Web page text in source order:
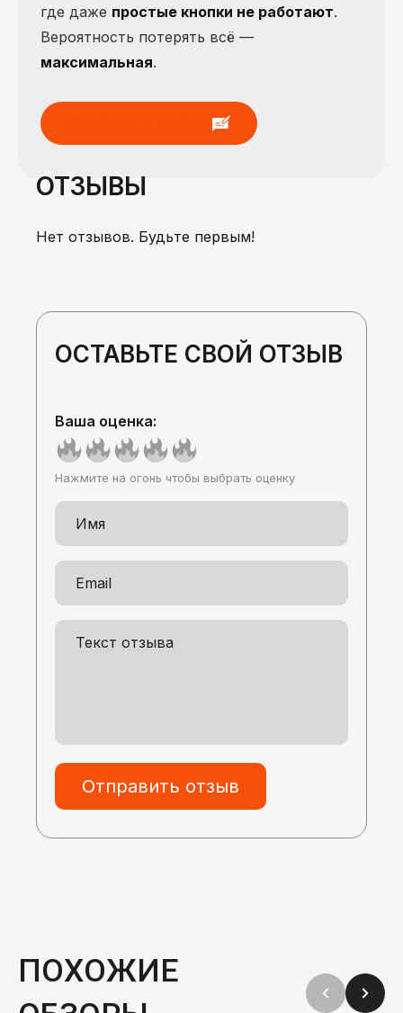
где даже простые кнопки не работают.
Вероятность потерять всё —
максимальная.
ОТЗЫВЫ
Нет отзывов. Будьте первым!
ОСТАВЬТЕ СВОЙ ОТЗЫВ
Ваша оценка:
Нажмите на огонь чтобы выбрать оценку
Отправить отзыв
ПОХОЖИЕ